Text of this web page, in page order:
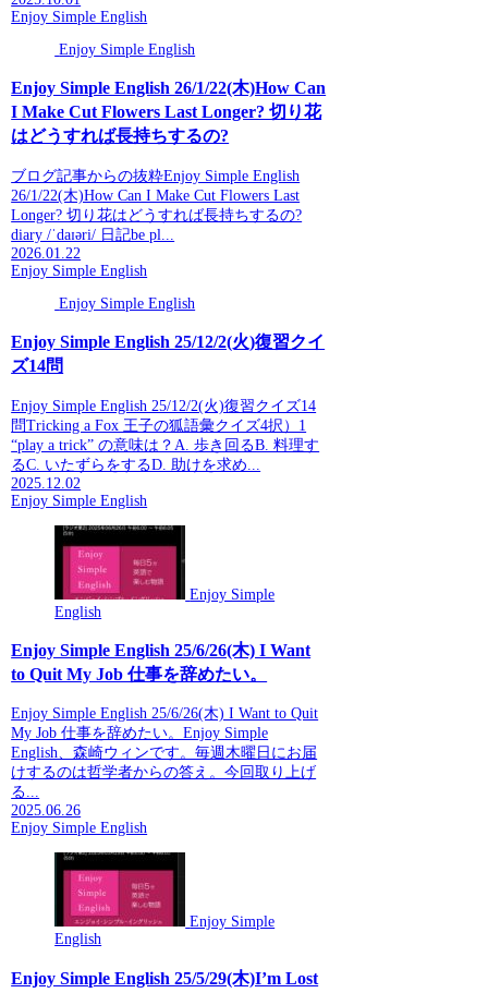
Enjoy Simple English
Enjoy Simple English
Enjoy Simple English 26/1/22(木)How Can
I Make Cut Flowers Last Longer? 切り花
はどうすれば長持ちするの?
ブログ記事からの抜粋Enjoy Simple English
26/1/22(木)How Can I Make Cut Flowers Last
Longer? 切り花はどうすれば長持ちするの?
diary /ˈdaɪəri/ 日記be pl...
2026.01.22
Enjoy Simple English
Enjoy Simple English
Enjoy Simple English 25/12/2(火)復習クイ
ズ14問
Enjoy Simple English 25/12/2(火)復習クイズ14
問Tricking a Fox 王子の狐語彙クイズ4択）1
“play a trick” の意味は？A. 歩き回るB. 料理す
るC. いたずらをするD. 助けを求め...
2025.12.02
Enjoy Simple English
Enjoy Simple
English
Enjoy Simple English 25/6/26(木) I Want
to Quit My Job 仕事を辞めたい。
Enjoy Simple English 25/6/26(木) I Want to Quit
My Job 仕事を辞めたい。Enjoy Simple
English、森崎ウィンです。毎週木曜日にお届
けするのは哲学者からの答え。今回取り上げ
る...
2025.06.26
Enjoy Simple English
Enjoy Simple
English
Enjoy Simple English 25/5/29(木)I’m Lost